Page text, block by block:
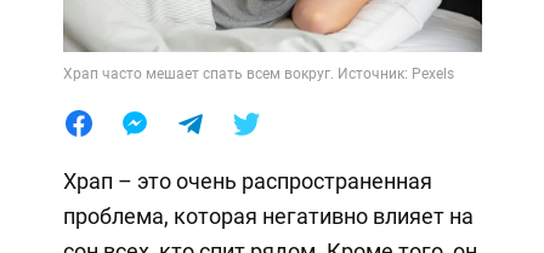
Храп часто мешает спать всем вокруг. Источник: Pexels
Храп – это очень распространенная
проблема, которая негативно влияет на